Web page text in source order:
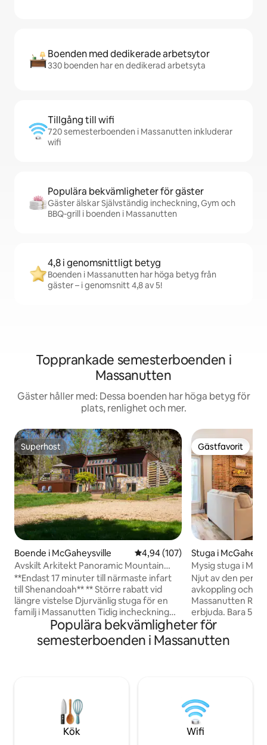
Boenden med dedikerade arbetsytor
330 boenden har en dedikerad arbetsyta
Tillgång till wifi
720 semesterboenden i Massanutten inkluderar
wifi
Populära bekvämligheter för gäster
Gäster älskar Självständig incheckning, Gym och
BBQ-grill i boenden i Massanutten
4,8 i genomsnittligt betyg
Boenden i Massanutten har höga betyg från
gäster – i genomsnitt 4,8 av 5!
Topprankade semesterboenden i
Massanutten
Gäster håller med: Dessa boenden har höga betyg för
plats, renlighet och mer.
Superhost
Superhost
Boende i McGaheysville 4,94 av 5 i genomsnittligt
4,94 (107)
Avskilt Arkitekt Panoramic Mountain
House
**Endast 17 minuter till närmaste infart
till Shenandoah** ** Större rabatt vid
längre vistelse Djurvänlig stuga för en
familj i Massanutten Tidig incheckning
och sen utcheckning är möjlig på
begäran Stor trädgård på framsidan och
privat uppfart 3 sovrum för upp till 14
familjeäventyrspark, skidbackar, isrink,
golfbanor, vingårdar, vandringsleder och
Shenandoah National Park.
Gästfavorit
Gästfavorit
Stuga i
Mysig stuga i
gård
Njut av den
avkoppling och
Massanutten
erbjuda. Bara 5
semesterortens
skidbackar,
golfbanor,
underhållning.
grottorna,
vandringslederna
Populära bekvämligheter för
semesterboenden i Massanutten
Kök Wifi